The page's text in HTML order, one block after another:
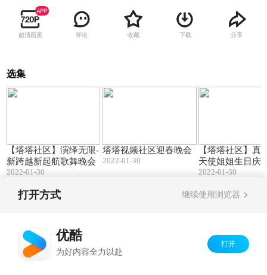
超清画质 评论 收藏 下载 分享
选集
【塔塔社区】演绎无限-
新跨越新起航歌舞晚会
2022-01-30
塔塔视频社区迎春晚会
2022-01-30
【塔塔社区】真
天使姐姐生日庆
晚会
2022-01-30
打开方式 继续使用浏览器
优酷
为好内容全力以赴
打开